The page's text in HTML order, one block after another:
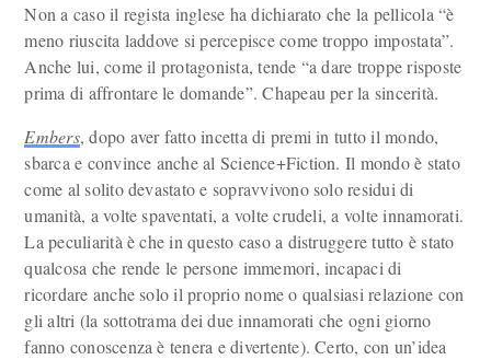
Non a caso il regista inglese ha dichiarato che la pellicola “è
meno riuscita laddove si percepisce come troppo impostata”.
Anche lui, come il protagonista, tende “a dare troppe risposte
prima di affrontare le domande”. Chapeau per la sincerità.
Embers, dopo aver fatto incetta di premi in tutto il mondo,
sbarca e convince anche al Science+Fiction. Il mondo è stato
come al solito devastato e sopravvivono solo residui di
umanità, a volte spaventati, a volte crudeli, a volte innamorati.
La peculiarità è che in questo caso a distruggere tutto è stato
qualcosa che rende le persone immemori, incapaci di
ricordare anche solo il proprio nome o qualsiasi relazione con
gli altri (la sottotrama dei due innamorati che ogni giorno
fanno conoscenza è tenera e divertente). Certo, con un’idea